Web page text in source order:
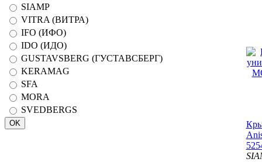
SIAMP
VITRA (ВИТРА)
IFO (ИФО)
IDO (ИДО)
GUSTAVSBERG (ГУСТАВСБЕРГ)
KERAMAG
SFA
MORA
SVEDBERGS